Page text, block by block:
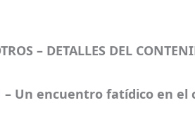
– DETALLES DEL
– Un encuentro fatídico en